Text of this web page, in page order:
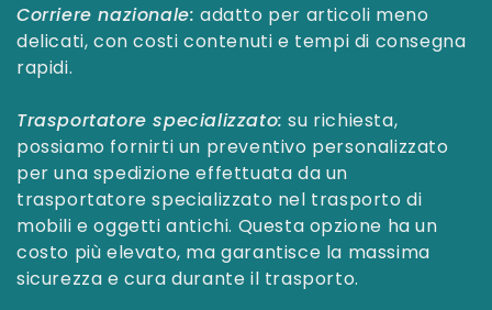
Corriere nazionale: adatto per articoli meno
delicati, con costi contenuti e tempi di consegna
rapidi.
Trasportatore specializzato: su richiesta,
possiamo fornirti un preventivo personalizzato
per una spedizione effettuata da un
trasportatore specializzato nel trasporto di
mobili e oggetti antichi. Questa opzione ha un
costo più elevato, ma garantisce la massima
sicurezza e cura durante il trasporto.